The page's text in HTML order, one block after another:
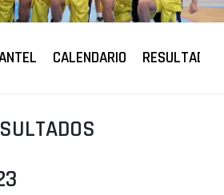
CALENDARIO RESULTADOS